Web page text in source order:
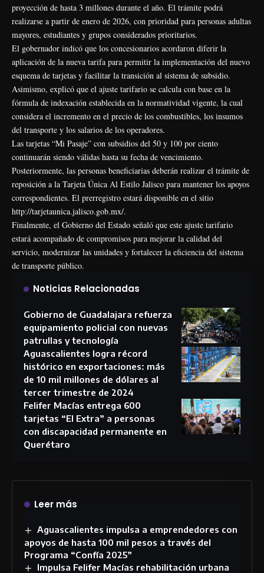
proyección de hasta 3 millones durante el año. El trámite podrá
realizarse a partir de enero de 2026, con prioridad para personas adultas
mayores, estudiantes y grupos considerados prioritarios.
El gobernador indicó que los concesionarios acordaron diferir la
aplicación de la nueva tarifa para permitir la implementación del nuevo
esquema de tarjetas y facilitar la transición al sistema de subsidio.
Asimismo, explicó que el ajuste tarifario se calcula con base en la
fórmula de indexación establecida en la normatividad vigente, la cual
considera el incremento en el precio de los combustibles, los insumos
del transporte y los salarios de los operadores.
Las tarjetas “Mi Pasaje” con subsidios del 50 y 100 por ciento
continuarán siendo válidas hasta su fecha de vencimiento.
Posteriormente, las personas beneficiarias deberán realizar el trámite de
reposición a la Tarjeta Única Al Estilo Jalisco para mantener los apoyos
correspondientes. El prerregistro estará disponible en el sitio
http://tarjetaunica.jalisco.gob.mx/.
Finalmente, el Gobierno del Estado señaló que este ajuste tarifario
estará acompañado de compromisos para mejorar la calidad del
servicio, modernizar las unidades y fortalecer la eficiencia del sistema
de transporte público.
Noticias Relacionadas
Gobierno de Guadalajara refuerza
equipamiento policial con nuevas
patrullas y tecnología
Aguascalientes logra récord
histórico en exportaciones: más
de 10 mil millones de dólares al
tercer trimestre de 2024
Felifer Macías entrega 600
tarjetas “El Extra” a personas
con discapacidad permanente en
Querétaro
Leer más
Aguascalientes impulsa a emprendedores con
apoyos de hasta 100 mil pesos a través del
Programa “Confía 2025”
Impulsa Felifer Macías rehabilitación urbana